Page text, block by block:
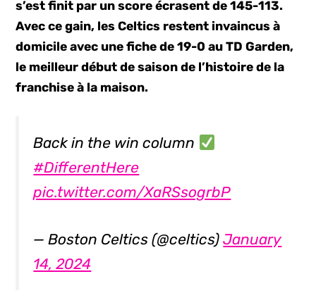
s’est finit par un score écrasent de 145-113.
Avec ce gain, les Celtics restent invaincus à
domicile avec une fiche de 19-0 au TD Garden,
le meilleur début de saison de l’histoire de la
franchise à la maison.
Back in the win column
#DifferentHere
pic.twitter.com/XaRSsogrbP
— Boston Celtics (@celtics)January
14, 2024